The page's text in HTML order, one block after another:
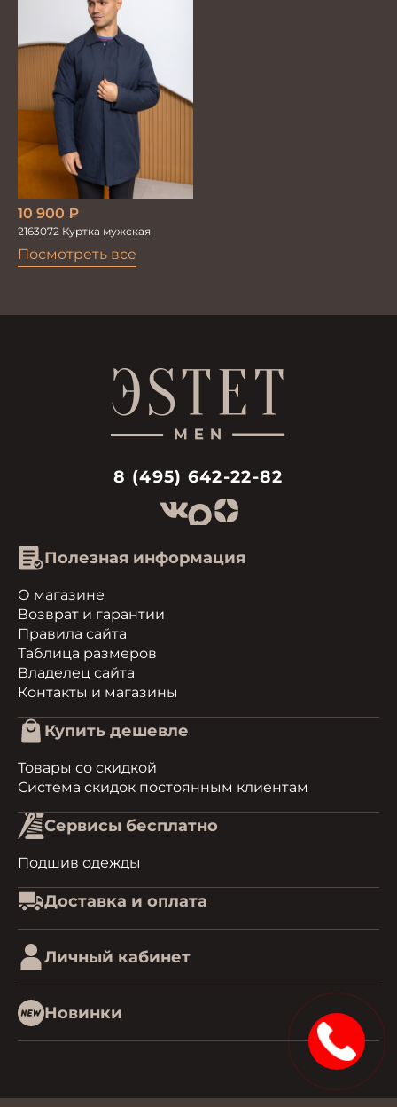
Посмотреть все
10 900 ₽
2163072 Куртка мужская
8 (495) 642-22-82
Полезная информация
О магазине
Возврат и гарантии
Правила сайта
Таблица размеров
Владелец сайта
Контакты и магазины
Купить дешевле
Товары со скидкой
Система скидок постоянным клиентам
Сервисы бесплатно
Подшив одежды
Доставка и оплата
Личный кабинет
Новинки